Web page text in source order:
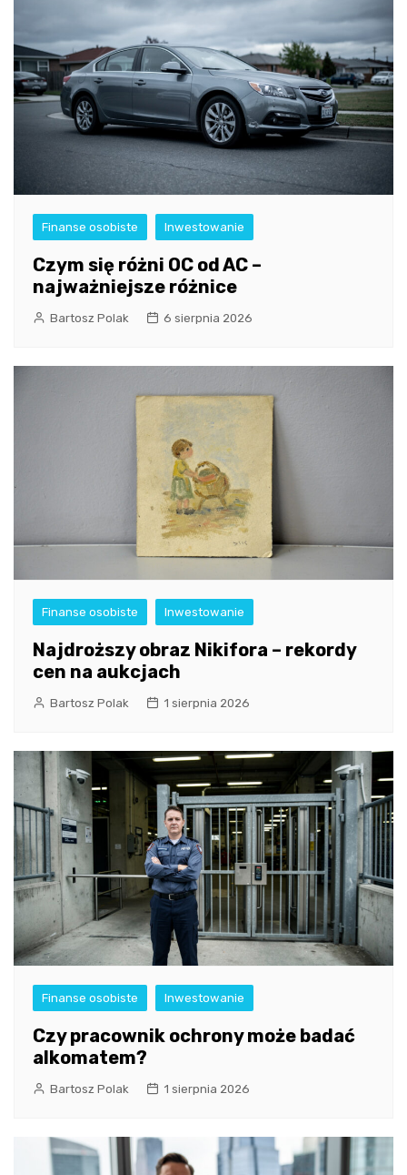
Finanse osobiste Inwestowanie
Czym się różni OC od AC –
najważniejsze różnice
Bartosz Polak 6 sierpnia 2026
Finanse osobiste Inwestowanie
Najdroższy obraz Nikifora – rekordy
cen na aukcjach
Bartosz Polak 1 sierpnia 2026
Finanse osobiste Inwestowanie
Czy pracownik ochrony może badać
alkomatem?
Bartosz Polak 1 sierpnia 2026